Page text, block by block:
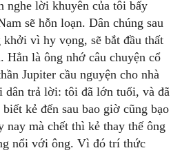
nghe lời khuyên của tôi bấy
sẽ hỗn loạn. Dân chúng sau
vì hy vọng, sẽ bắt đầu thất
Hẳn là ông nhớ câu chuyện cổ
Jupiter cầu nguyện cho nhà
dân trả lời: tôi đã lớn tuổi, và đã
kẻ đến sau bao giờ cũng bạo
mà chết thì kẻ thay thế ông
nổi với ông. Vì đó trí thức